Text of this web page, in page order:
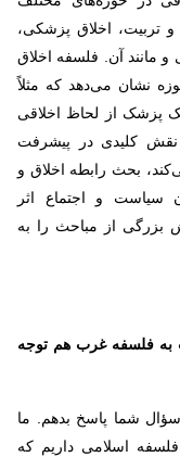
تربیت، اخلاق پزشکی،
مانند آن. فلسفه اخلاق
نشان می‌دهد که مثلاً
پزشک از لحاظ اخلاقی
نقش کلیدی در پیشرفت
بحث رابطه اخلاق و
و اجتماع اثر
بزرگی از مباحث را به
به فلسفه غرب هم توجه
شما پاسخ بدهم. ما
اسلامی داریم که